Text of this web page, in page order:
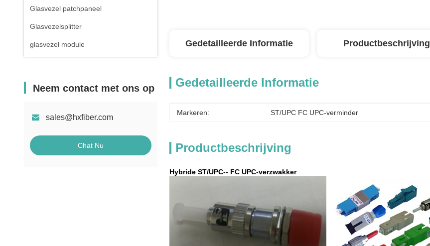
Glasvezel patchpaneel
Glasvezelsplitter
glasvezel module
Neem contact met ons op
sales@hxfiber.com
Chat Nu
Gedetailleerde Informatie Productbeschrijving
Gedetailleerde Informatie
Markeren: ST/UPC FC UPC-verminder
Productbeschrijving
Hybride ST/UPC-- FC UPC-verzwakker